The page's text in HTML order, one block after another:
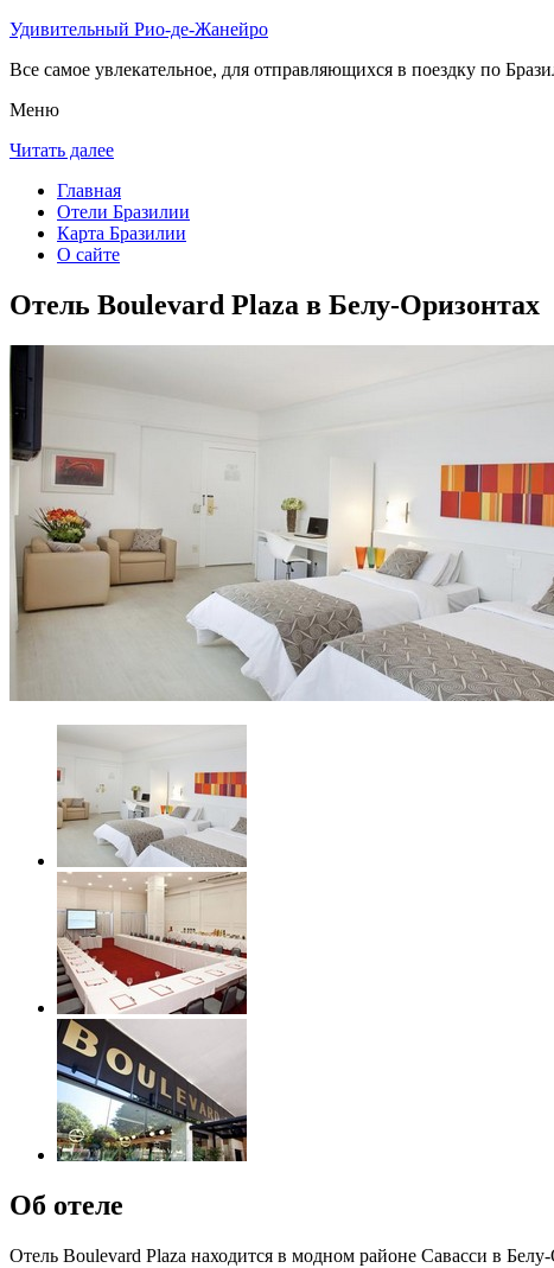
Удивительный Рио-де-Жанейро
Все самое увлекательное, для отправляющихся в поездку по
Меню
Читать далее
Главная
Отели Бразилии
Карта Бразилии
О сайте
Отель Boulevard Plaza в Белу-Оризонтах
Об отеле
Отель Boulevard Plaza находится в модном районе Савасси в